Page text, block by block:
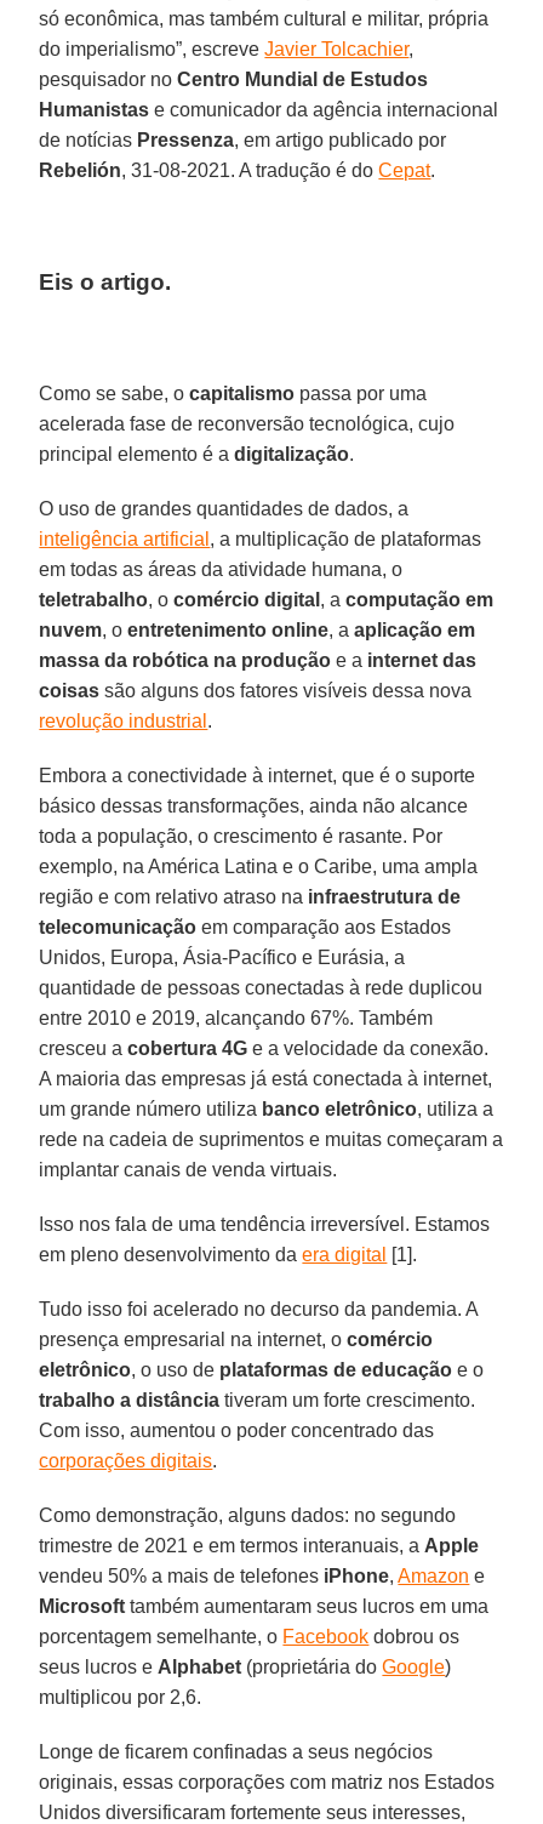
só econômica, mas também cultural e militar, própria
do imperialismo”, escreveJavier Tolcachier,
pesquisador noCentro Mundial de Estudos
Humanistas e comunicador da agência internacional
de notícias Pressenza, em artigo publicado por
Rebelión, 31-08-2021. A tradução é doCepat.
Eis o artigo.
Como se sabe, ocapitalismo passa por uma
acelerada fase de reconversão tecnológica, cujo
principal elemento é adigitalização.
O uso de grandes quantidades de dados, a
inteligência artificial , a multiplicação de plataformas
em todas as áreas da atividade humana, o
teletrabalho, ocomércio digital , acomputação em
nuvem, oentretenimento online, aaplicação em
massa da robótica na produção e a internet das
coisas são alguns dos fatores visíveis dessa nova
revolução industrial .
Embora a conectividade à internet, que é o suporte
básico dessas transformações, ainda não alcance
toda a população, o crescimento é rasante. Por
exemplo, na América Latina e o Caribe, uma ampla
região e com relativo atraso na infraestrutura de
telecomunicação em comparação aos Estados
Unidos, Europa, Ásia-Pacífico e Eurásia, a
quantidade de pessoas conectadas à rede duplicou
entre 2010 e 2019, alcançando 67%. Também
cresceu acobertura 4G e a velocidade da conexão.
A maioria das empresas já está conectada à internet,
um grande número utiliza banco eletrônico, utiliza a
rede na cadeia de suprimentos e muitas começaram a
implantar canais de venda virtuais.
Isso nos fala de uma tendência irreversível. Estamos
em pleno desenvolvimento daera digital [1].
Tudo isso foi acelerado no decurso da pandemia. A
presença empresarial na internet, ocomércio
eletrônico, o uso de plataformas de educação e o
trabalho a distância tiveram um forte crescimento.
Com isso, aumentou o poder concentrado das
corporações digitais.
Como demonstração, alguns dados: no segundo
trimestre de 2021 e em termos interanuais, a Apple
vendeu 50% a mais de telefones iPhone,Amazon e
Microsoft também aumentaram seus lucros em uma
porcentagem semelhante, o Facebook dobrou os
seus lucros e Alphabet (proprietária doGoogle)
multiplicou por 2,6.
Longe de ficarem confinadas a seus negócios
originais, essas corporações com matriz nos Estados
Unidos diversificaram fortemente seus interesses,